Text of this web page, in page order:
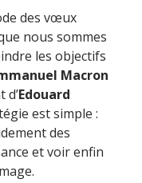
des vœux
nous sommes
les objectifs
Macron
d’Edouard
est simple :
des
et voir enfin